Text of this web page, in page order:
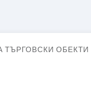
ЗА ТЪРГОВСКИ ОБЕКТИ